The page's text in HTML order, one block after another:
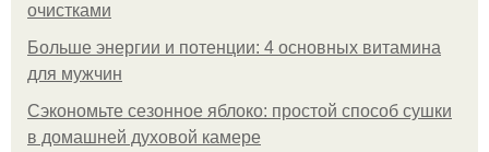
очистками
Больше энергии и потенции: 4 основных витамина
для мужчин
Сэкономьте сезонное яблоко: простой способ сушки
в домашней духовой камере